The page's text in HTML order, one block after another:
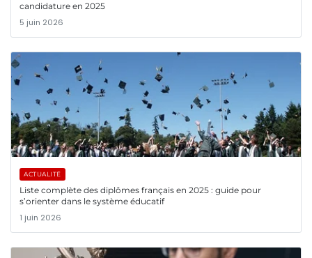
candidature en 2025
5 juin 2026
ACTUALITÉ
Liste complète des diplômes français en 2025 : guide pour
s’orienter dans le système éducatif
1 juin 2026